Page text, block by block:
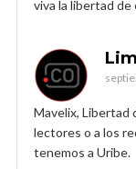
viva la libertad de
Mavelix, Libertad
lectores o a los
tenemos a Uribe.